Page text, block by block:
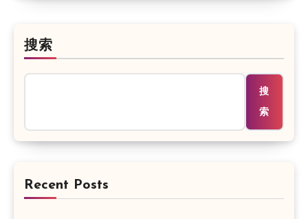
搜索
搜
索
Recent Posts